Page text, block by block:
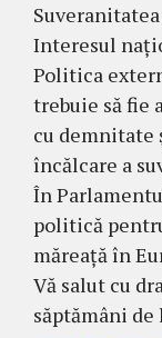
Interesul
Politica
trebuie să fie
cu demnitate
încălcare a
În
politică
măreață în
Vă salut cu
săptămâni